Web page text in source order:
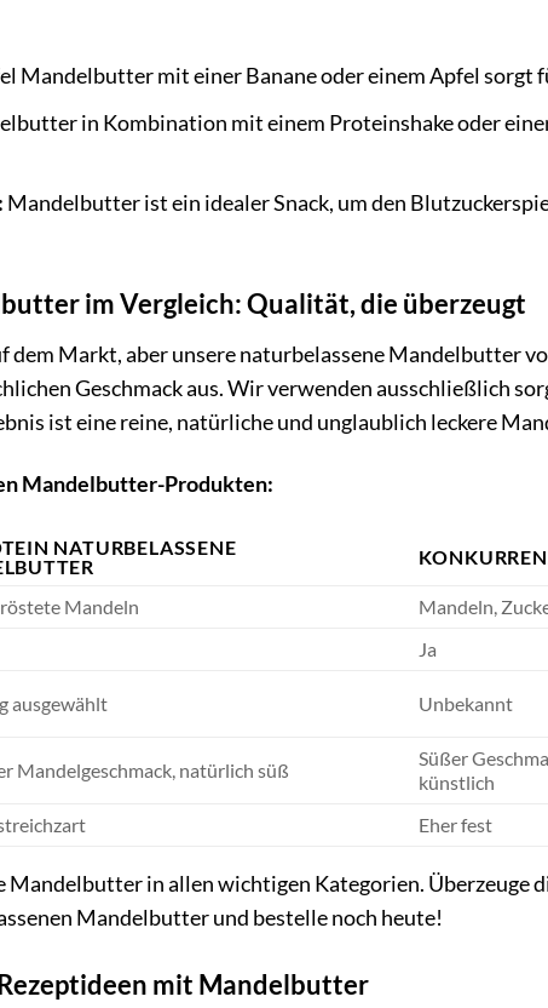
Mandelbutter mit einer Banane oder einem Apfel sorgt
in Kombination mit einem Proteinshake oder
Mandelbutter ist ein idealer Snack, um den
im Vergleich: Qualität, die überzeugt
dem Markt, aber unsere naturbelassene Mandelbutter
Geschmack aus. Wir verwenden ausschließlich
ist eine reine, natürliche und unglaublich leckere
Mandelbutter-Produkten:
NATURBELASSENE
Mandeln Mandeln,
Ja
ausgewählt Unbekannt
Mandelgeschmack, natürlich süß
Süßer
künstlich
Eher fest
Mandelbutter in allen wichtigen Kategorien. Überzeuge
Mandelbutter und bestelle noch heute!
mit Mandelbutter